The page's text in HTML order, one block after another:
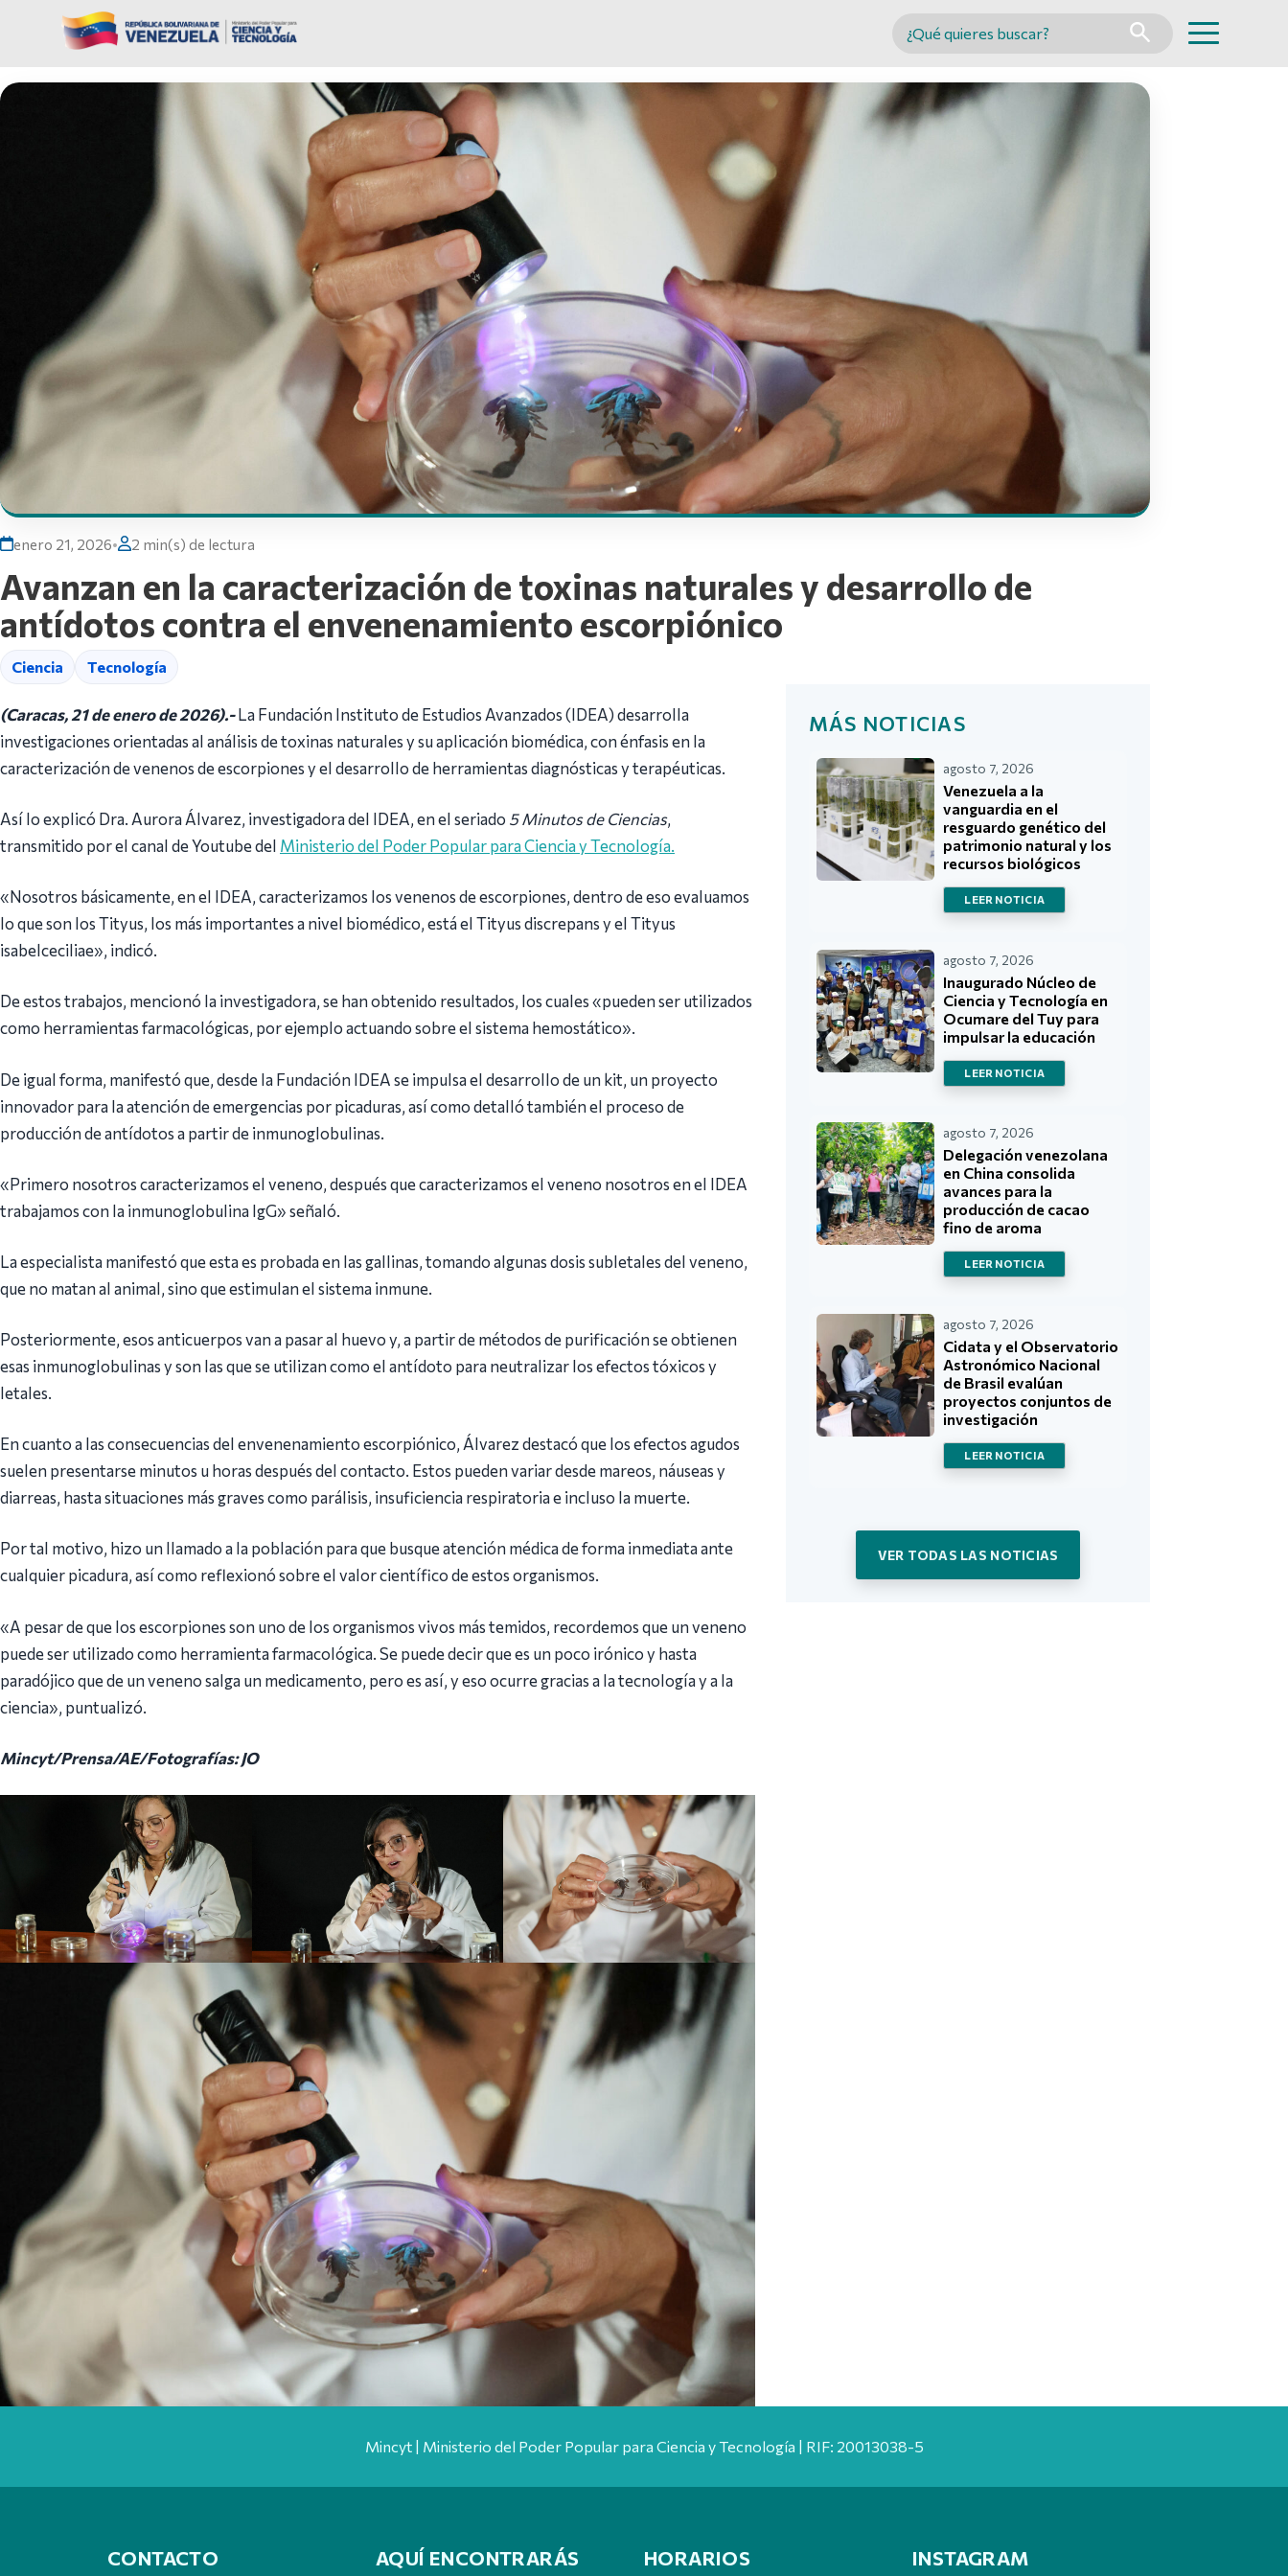
Buscar en MINCYT
enero 21, 2026• 2 min(s) de lectura
Avanzan en la caracterización de toxinas naturales y desarrollo de
antídotos contra el envenenamiento escorpiónico
Ciencia Tecnología
(Caracas, 21 de enero de 2026).-La Fundación Instituto de Estudios Avanzados (IDEA) desarrolla
investigaciones orientadas al análisis de toxinas naturales y su aplicación biomédica, con énfasis en la
caracterización de venenos de escorpiones y el desarrollo de herramientas diagnósticas y terapéuticas.
Así lo explicó Dra. Aurora Álvarez, investigadora del IDEA, en el seriado 5 Minutos de Ciencias,
transmitido por el canal de Youtube del Ministerio del Poder Popular para Ciencia y Tecnología.
«Nosotros básicamente, en el IDEA, caracterizamos los venenos de escorpiones, dentro de eso evaluamos
lo que son los Tityus, los más importantes a nivel biomédico, está el Tityus discrepans y el Tityus
isabelceciliae», indicó.
De estos trabajos, mencionó la investigadora, se han obtenido resultados, los cuales «pueden ser utilizados
como herramientas farmacológicas, por ejemplo actuando sobre el sistema hemostático».
De igual forma, manifestó que, desde la Fundación IDEA se impulsa el desarrollo de un kit, un proyecto
innovador para la atención de emergencias por picaduras, así como detalló también el proceso de
producción de antídotos a partir de inmunoglobulinas.
«Primero nosotros caracterizamos el veneno, después que caracterizamos el veneno nosotros en el IDEA
trabajamos con la inmunoglobulina IgG» señaló.
La especialista manifestó que esta es probada en las gallinas, tomando algunas dosis subletales del veneno,
que no matan al animal, sino que estimulan el sistema inmune.
Posteriormente, esos anticuerpos van a pasar al huevo y, a partir de métodos de purificación se obtienen
esas inmunoglobulinas y son las que se utilizan como el antídoto para neutralizar los efectos tóxicos y
letales.
En cuanto a las consecuencias del envenenamiento escorpiónico, Álvarez destacó que los efectos agudos
suelen presentarse minutos u horas después del contacto. Estos pueden variar desde mareos, náuseas y
diarreas, hasta situaciones más graves como parálisis, insuficiencia respiratoria e incluso la muerte.
Por tal motivo, hizo un llamado a la población para que busque atención médica de forma inmediata ante
cualquier picadura, así como reflexionó sobre el valor científico de estos organismos.
«A pesar de que los escorpiones son uno de los organismos vivos más temidos, recordemos que un veneno
puede ser utilizado como herramienta farmacológica. Se puede decir que es un poco irónico y hasta
paradójico que de un veneno salga un medicamento, pero es así, y eso ocurre gracias a la tecnología y a la
ciencia», puntualizó.
Mincyt/Prensa/AE/Fotografías: JO
MÁS NOTICIAS
agosto 7, 2026
Venezuela a la
vanguardia en el
resguardo genético del
patrimonio natural y los
recursos biológicos
LEER NOTICIA
agosto 7, 2026
Inaugurado Núcleo de
Ciencia y Tecnología en
Ocumare del Tuy para
impulsar la educación
LEER NOTICIA
agosto 7, 2026
Delegación venezolana
en China consolida
avances para la
producción de cacao
fino de aroma
LEER NOTICIA
agosto 7, 2026
Cidata y el Observatorio
Astronómico Nacional
de Brasil evalúan
proyectos conjuntos de
investigación
LEER NOTICIA
VER TODAS LAS NOTICIAS
Mincyt | Ministerio del Poder Popular para Ciencia y Tecnología | RIF: 20013038-5
CONTACTO AQUÍ ENCONTRARÁS HORARIOS INSTAGRAM